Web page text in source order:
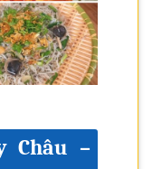
Châu –